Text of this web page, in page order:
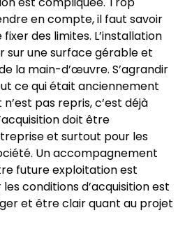
en compte, il faut savoir
des limites. L’installation
sur une surface gérable et
la main-d’œuvre. S’agrandir
ce qui était anciennement
pas repris, c’est déjà
doit être
et surtout pour les
Un accompagnement
future exploitation est
conditions d’acquisition est
et être clair quant au projet